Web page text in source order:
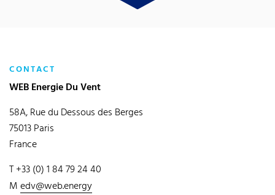
CONTACT
WEB Energie Du Vent
58A, Rue du Dessous des Berges
75013 Paris
France
T +33 (0) 1 84 79 24 40
Medv@web.energy